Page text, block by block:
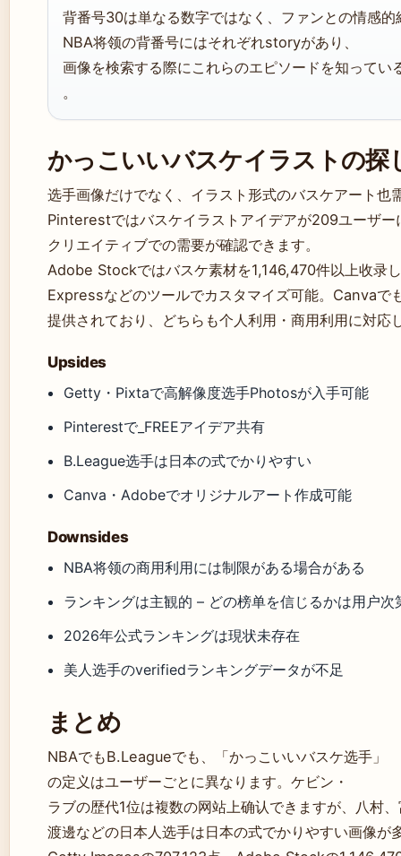
背番号30は単なる数字ではなく、ファンとの情感的
NBA将领の背番号にはそれぞれstoryがあり、
画像を検索する際にこれらのエピソードを知ってい
。
かっこいいバスケイラストの探
选手画像だけでなく、イラスト形式のバスケアート也
Pinterestではバスケイラストアイデアが209ユーザー
クリエイティブでの需要が確認できます。
Adobe Stockではバスケ素材を1,146,470件以上收录
Expressなどのツールでカスタマイズ可能。Canvaで
提供されており、どちらも个人利用・商用利用に対応
Upsides
Getty・Pixtaで高解像度选手Photosが入手可能
Pinterestで_FREEアイデア共有
B.League选手は日本の式でかりやすい
Canva・Adobeでオリジナルアート作成可能
Downsides
NBA将领の商用利用には制限がある場合がある
ランキングは主観的 – どの榜单を信じるかは用户次
2026年公式ランキングは現状未存在
美人选手のverifiedランキングデータが不足
まとめ
NBAでもB.Leagueでも、「かっこいいバスケ选手」
の定义はユーザーごとに異なります。ケビン・
ラブの歴代1位は複数の网站上确认できますが、八村
渡邊などの日本人选手は日本の式でかりやすい画像が